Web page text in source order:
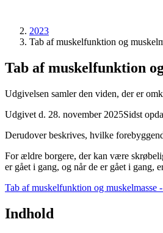
2023
Tab af muskelfunktion og
Tab af muskelfunktion
Udgivelsen samler den viden, der er
Udgivet d. 28. november 2025Sidst
Derudover beskrives, hvilke
For ældre borgere, der kan være
er gået i gang, og når de er gået i gang,
Tab af muskelfunktion og
Indhold